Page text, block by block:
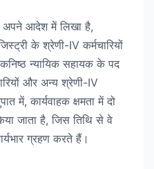
अपने आदेश में लिखा है,
के श्रेणी-IV कर्मचारियों
न्यायिक सहायक के पद
और अन्य श्रेणी-IV
में, कार्यवाहक क्षमता में दो
जाता है, जिस तिथि से वे
ग्रहण करते हैं।